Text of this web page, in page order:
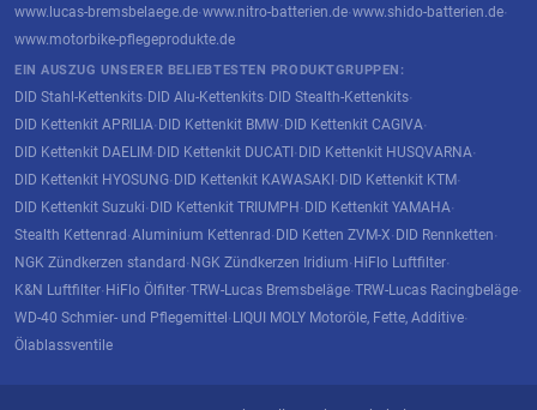
www.lucas-bremsbelaege.de·www.nitro-batterien.de·www.shido-batterien.de·
www.motorbike-pflegeprodukte.de
EIN AUSZUG UNSERER BELIEBTESTEN PRODUKTGRUPPEN:
DID Stahl-Kettenkits· DID Alu-Kettenkits· DID Stealth-Kettenkits·
DID Kettenkit APRILIA· DID Kettenkit BMW· DID Kettenkit CAGIVA·
DID Kettenkit DAELIM· DID Kettenkit DUCATI· DID Kettenkit HUSQVARNA·
DID Kettenkit HYOSUNG· DID Kettenkit KAWASAKI· DID Kettenkit KTM·
DID Kettenkit Suzuki· DID Kettenkit TRIUMPH· DID Kettenkit YAMAHA·
Stealth Kettenrad·Aluminium Kettenrad· DID Ketten ZVM-X· DID Rennketten·
NGK Zündkerzen standard· NGK Zündkerzen Iridium· HiFlo Luftfilter·
K&N Luftfilter· HiFlo Ölfilter·TRW-Lucas Bremsbeläge·TRW-Lucas Racingbeläge·
WD-40 Schmier- und Pflegemittel· LIQUI MOLY Motoröle, Fette, Additive·
Ölablassventile